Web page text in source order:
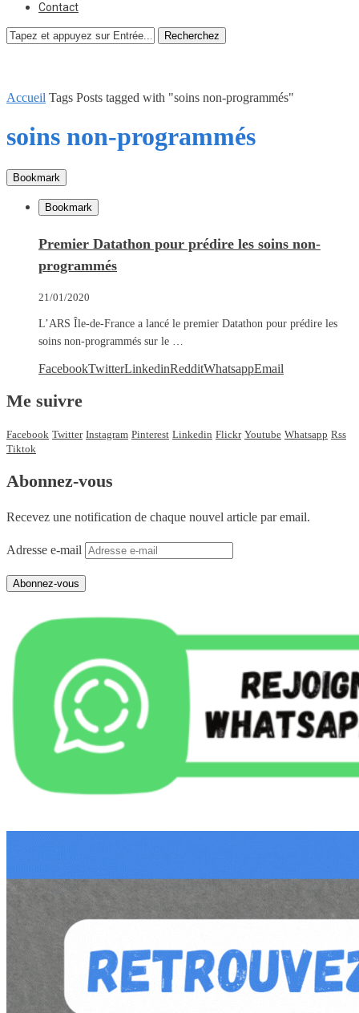
Contact
Recherchez
Accueil Tags Posts tagged with "soins non-programmés"
soins non-programmés
Bookmark
Bookmark
Premier Datathon pour prédire les soins non-
programmés
21/01/2020
L’ARS Île-de-France a lancé le premier Datathon pour prédire les
soins non-programmés sur le …
FacebookTwitterLinkedinRedditWhatsappEmail
Me suivre
Facebook Twitter Instagram Pinterest Linkedin Flickr Youtube Whatsapp Rss
Tiktok
Abonnez-vous
Recevez une notification de chaque nouvel article par email.
Adresse e-mail
Abonnez-vous